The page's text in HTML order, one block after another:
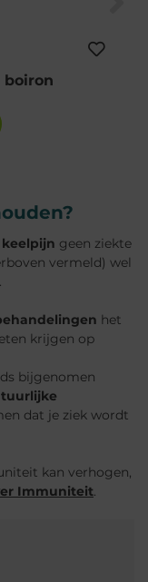
boiron
keelpijn geen ziekte
vermeld) wel
het
krijgen op
bijgenomen
dat je ziek wordt
kan verhogen,
Immuniteit.